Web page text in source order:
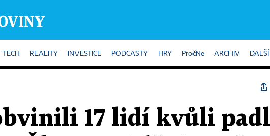
TECH REALITY INVESTICE PODCASTY HRY PročNe ARCHIV DALŠÍ
17 lidí kvůli